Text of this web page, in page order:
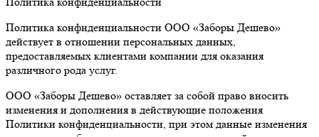
Политика конфиденциальности ООО «Заборы Дешево»
действует в отношении персональных данных,
предоставляемых клиентами компании для оказания
различного рода услуг.
ООО «Заборы Дешево» оставляет за собой право вносить
изменения и дополнения в действующие положения
Политики конфиденциальности, при этом данные изменения